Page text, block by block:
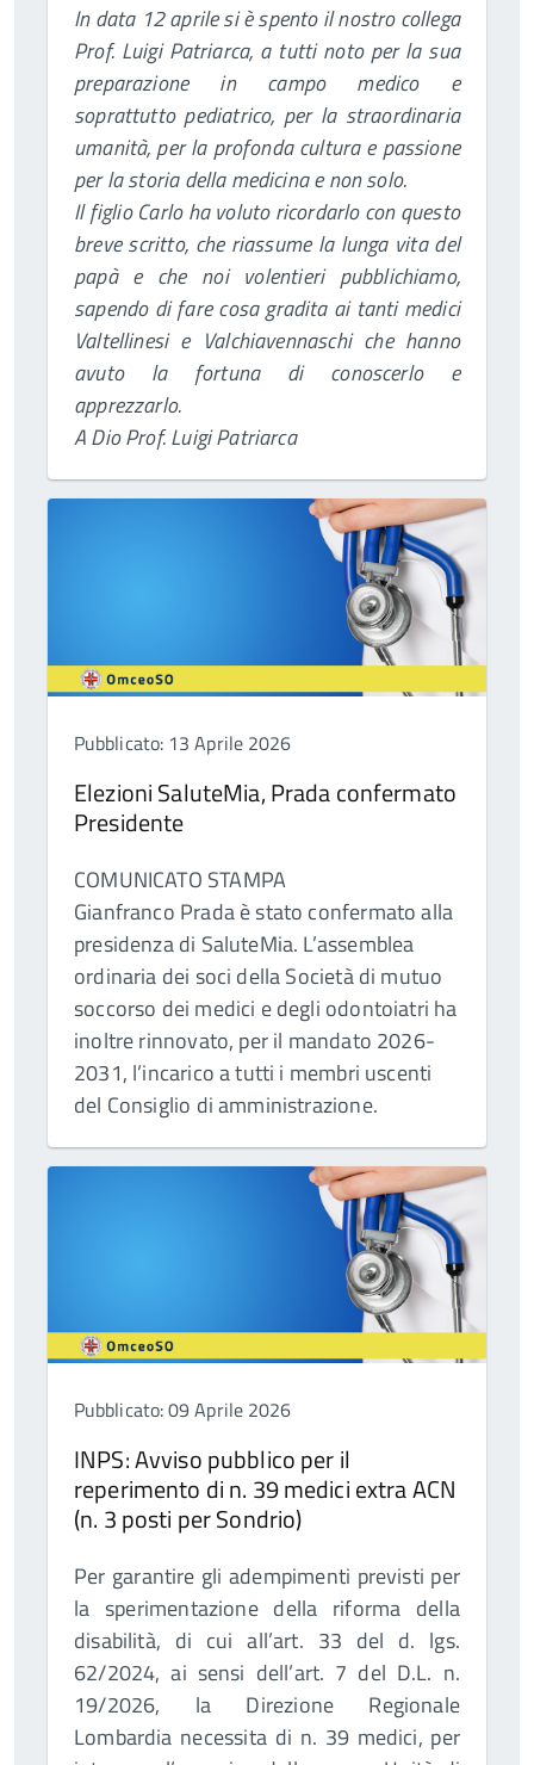
In data 12 aprile si è spento il nostro collega
Prof. Luigi Patriarca, a tutti noto per la sua
preparazione in campo medico e
soprattutto pediatrico, per la straordinaria
umanità, per la profonda cultura e passione
per la storia della medicina e non solo.
Il figlio Carlo ha voluto ricordarlo con questo
breve scritto, che riassume la lunga vita del
papà e che noi volentieri pubblichiamo,
sapendo di fare cosa gradita ai tanti medici
Valtellinesi e Valchiavennaschi che hanno
avuto la fortuna di conoscerlo e
apprezzarlo.
A Dio Prof. Luigi Patriarca
Pubblicato: 13 Aprile 2026
Elezioni SaluteMia, Prada confermato
Presidente
COMUNICATO STAMPA
Gianfranco Prada è stato confermato alla
presidenza di SaluteMia. L’assemblea
ordinaria dei soci della Società di mutuo
soccorso dei medici e degli odontoiatri ha
inoltre rinnovato, per il mandato 2026-
2031, l’incarico a tutti i membri uscenti
del Consiglio di amministrazione.
Pubblicato: 09 Aprile 2026
INPS: Avviso pubblico per il
reperimento di n. 39 medici extra ACN
(n. 3 posti per Sondrio)
Per garantire gli adempimenti previsti per
la sperimentazione della riforma della
disabilità, di cui all’art. 33 del d. lgs.
62/2024, ai sensi dell’art. 7 del D.L. n.
19/2026, la Direzione Regionale
Lombardia necessita di n. 39 medici, per